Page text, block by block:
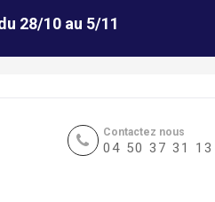
28/10 au 5/11
Contactez nous
04 50 37 31 13